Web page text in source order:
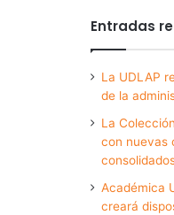
Entradas
La UDLAP
de la
La
con nuevas
Académica
creará